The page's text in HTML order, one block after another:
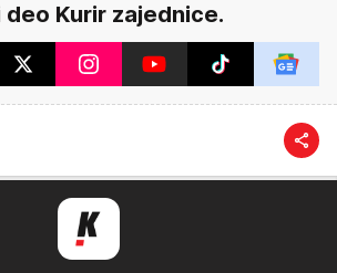
deo Kurir zajednice.